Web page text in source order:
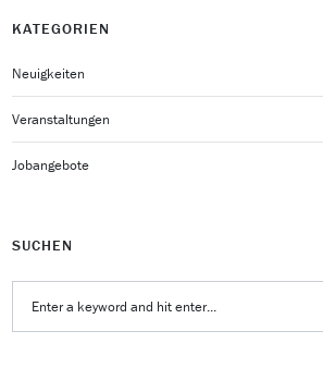
KATEGORIEN
Neuigkeiten
Veranstaltungen
Jobangebote
SUCHEN